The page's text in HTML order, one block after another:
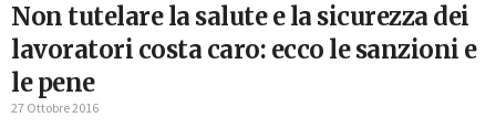
Non tutelare la salute e la sicurezza dei
lavoratori costa caro: ecco le sanzioni e
le pene
27 Ottobre 2016